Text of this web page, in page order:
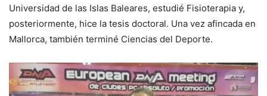
Universidad de las Islas Baleares, estudié Fisioterapia y,
posteriormente, hice la tesis doctoral. Una vez afincada en
Mallorca, también terminé Ciencias del Deporte.